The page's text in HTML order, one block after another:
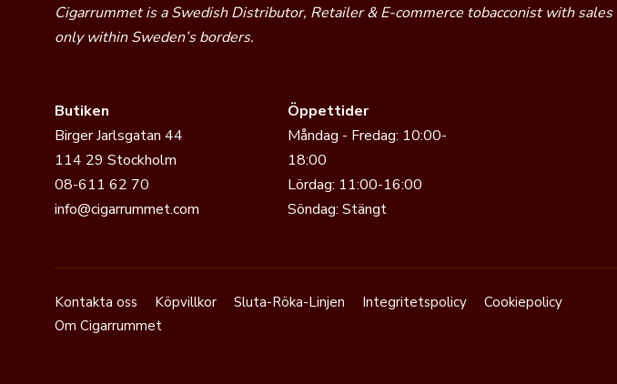
Cigarrummet is a Swedish Distributor, Retailer & E-commerce tobacconist with sales
only within Sweden’s borders.
Butiken
Birger Jarlsgatan 44
114 29 Stockholm
08-611 62 70
info@cigarrummet.com
Öppettider
Måndag - Fredag: 10:00-
18:00
Lördag: 11:00-16:00
Söndag: Stängt
Kontakta oss Köpvillkor Sluta-Röka-Linjen Integritetspolicy
Cookiepolicy
Om Cigarrummet